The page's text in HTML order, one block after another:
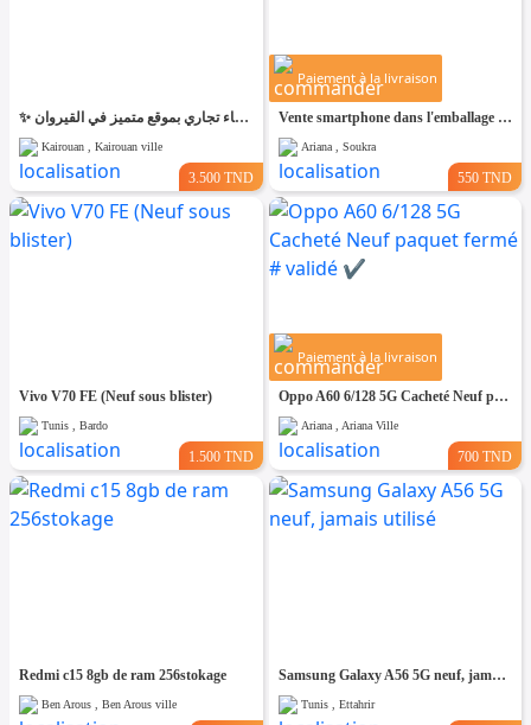
✨ للّكراء فضاء تجاري بموقع متميز في القيروان ✨
Kairouan , Kairouan ville
3.500 TND
Paiement à la livraison
Vente smartphone dans l'emballage HONOR X7d 5G
Ariana , Soukra
550 TND
Vivo V70 FE (Neuf sous blister)
Tunis , Bardo
1.500 TND
Paiement à la livraison
Oppo A60 6/128 5G Cacheté Neuf paquet fermé # validé ✔️
Ariana , Ariana Ville
700 TND
Redmi c15 8gb de ram 256stokage
Ben Arous , Ben Arous ville
Samsung Galaxy A56 5G neuf, jamais utilisé
Tunis , Ettahrir